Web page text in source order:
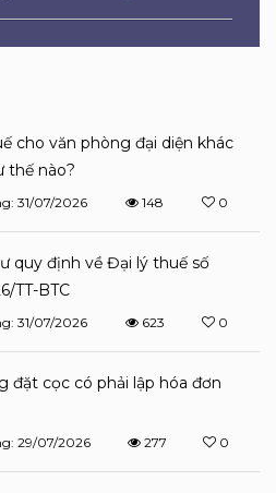
cho văn phòng đại diện khác
thế nào?
31/07/2026 148 0
quy định về Đại lý thuế số
TT-BTC
31/07/2026 623 0
đặt cọc có phải lập hóa đơn
29/07/2026 277 0